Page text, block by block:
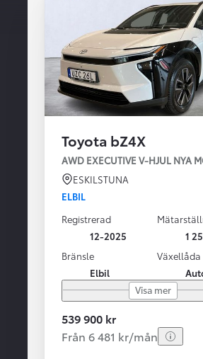
Från 324 900 kr
Från 3 194 kr/mån
Toyota C-HR
HYBRID & LADDHYBRID
Toyota bZ4X
AWD EXECUTIVE V-HJUL
ESKILSTUNA
ELBIL
Registrerad
12-2025
1
Bränsle
Elbil
Växellåda
Visa mer
539 900 kr
Från 6 481 kr/mån